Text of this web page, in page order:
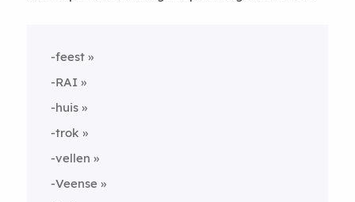
-feest
-RAI
-huis
-trok
-vellen
-Veense